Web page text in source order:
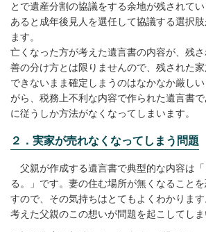
とで遺産分割の協議をする余地が残されて
あると成年後見人を選任して協議する選択
ます。
亡くなった方が考えた遺言書の内容が、残
善の分け方とは限りませんので、残された
できないまま確定しまうのはなかなか厳し
がら、税務上不利な内容で作られた遺言書
に従うしか方法がなくなってしまいます。
２．実家が売れなくなってしまう問題
父親が作成する遺言書で典型的な内容は
る。」です。妻の住む場所が無くなること
すので、その気持ちはとてもよくわかりま
考えた父親のこの想いが問題を起こしてしま